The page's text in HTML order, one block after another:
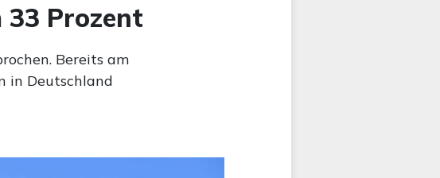
Prozent
Bereits am
in Deutschland